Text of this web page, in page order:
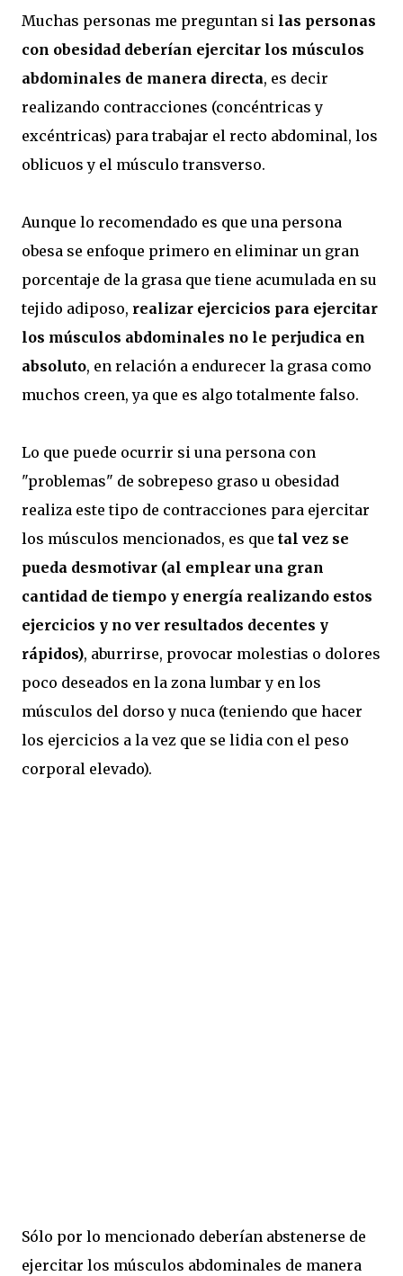
Muchas personas me preguntan si las personas
con obesidad deberían ejercitar los músculos
abdominales de manera directa, es decir
realizando contracciones (concéntricas y
excéntricas) para trabajar el recto abdominal, los
oblicuos y el músculo transverso.
Aunque lo recomendado es que una persona
obesa se enfoque primero en eliminar un gran
porcentaje de la grasa que tiene acumulada en su
tejido adiposo, realizar ejercicios para ejercitar
los músculos abdominales no le perjudica en
absoluto, en relación a endurecer la grasa como
muchos creen, ya que es algo totalmente falso.
Lo que puede ocurrir si una persona con
"problemas" de sobrepeso graso u obesidad
realiza este tipo de contracciones para ejercitar
los músculos mencionados, es que tal vez se
pueda desmotivar (al emplear una gran
cantidad de tiempo y energía realizando estos
ejercicios y no ver resultados decentes y
rápidos), aburrirse, provocar molestias o dolores
poco deseados en la zona lumbar y en los
músculos del dorso y nuca (teniendo que hacer
los ejercicios a la vez que se lidia con el peso
corporal elevado).
Sólo por lo mencionado deberían abstenerse de
ejercitar los músculos abdominales de manera